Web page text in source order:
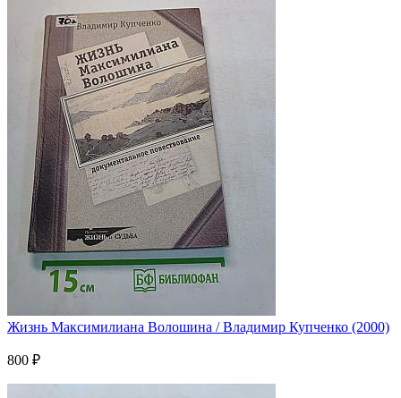
Жизнь Максимилиана Волошина / Владимир Купченко (2000)
800 ₽